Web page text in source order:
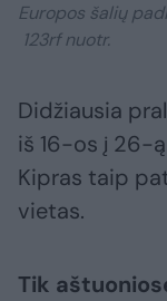
Europos šalių
123rf nuotr.
Didžiausia
iš 16-os į 26-
Kipras taip
vietas.
Tik